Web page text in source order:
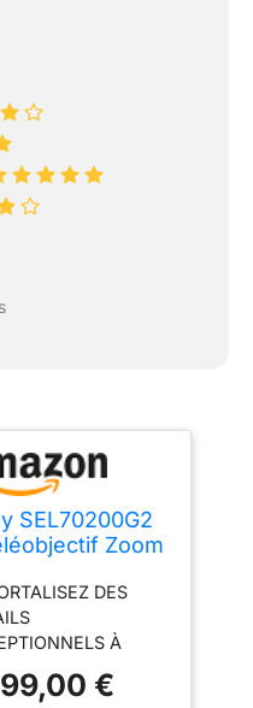
SEL70200G2
Zoom
Plein Format
C (léger,
E, idéal
la Nature, Le
et Les
DES
À
innovantes pour
€